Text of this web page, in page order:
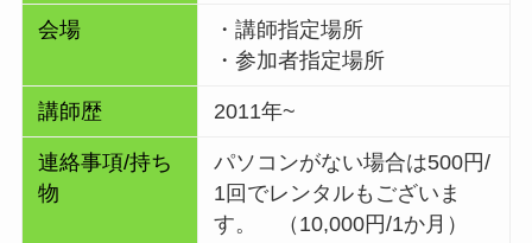
会場
・講師指定場所
・参加者指定場所
講師歴 2011年~
連絡事項/持ち
物
パソコンがない場合は500円/
1回でレンタルもございま
す。 （10,000円/1か月）